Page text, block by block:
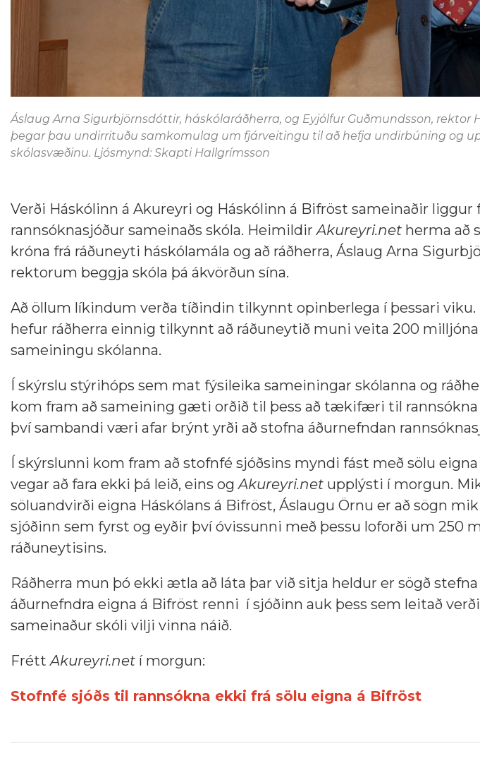
Áslaug Arna Sigurbjörnsdóttir, háskólaráðherra, og Eyjólfur Guðmundsson, rektor
þegar þau undirrituðu samkomulag um fjárveitingu til að hefja undirbúning og
skólasvæðinu. Ljósmynd: Skapti Hallgrímsson
Verði Háskólinn á Akureyri og Háskólinn á Bifröst sameinaðir liggur
rannsóknasjóður sameinaðs skóla. HeimildirAkureyri.net herma að
króna frá ráðuneyti háskólamála og að ráðherra, Áslaug Arna
rektorum beggja skóla þá ákvörðun sína.
Að öllum líkindum verða tíðindin tilkynnt opinberlega í þessari
hefur ráðherra einnig tilkynnt að ráðuneytið muni veita 200
sameiningu skólanna.
Í skýrslu stýrihóps sem mat fýsileika sameiningar skólanna og
kom fram að sameining gæti orðið til þess að tækifæri til
því sambandi væri afar brýnt yrði að stofna áðurnefndan
Í skýrslunni kom fram að stofnfé sjóðsins myndi fást með sölu
vegar að fara ekki þá leið, eins ogAkureyri.net upplýsti í morgun.
söluandvirði eigna Háskólans á Bifröst, Áslaugu Örnu er að sögn
sjóðinn sem fyrst og eyðir því óvissunni með þessu loforði um 250
ráðuneytisins.
Ráðherra mun þó ekki ætla að láta þar við sitja heldur er sögð
áðurnefndra eigna á Bifröst renni í sjóðinn auk þess sem leitað
sameinaður skóli vilji vinna náið.
FréttAkureyri.net í morgun:
Stofnfé sjóðs til rannsókna ekki frá sölu eigna á Bifröst